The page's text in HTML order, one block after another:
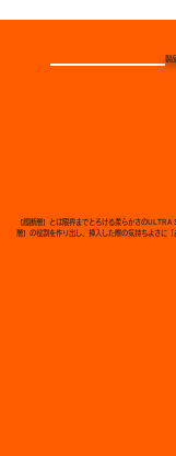
製
【膣断層】とは限界までとろける柔らかさの
層】の役割を作り出し、挿入した際の気持ちよさに